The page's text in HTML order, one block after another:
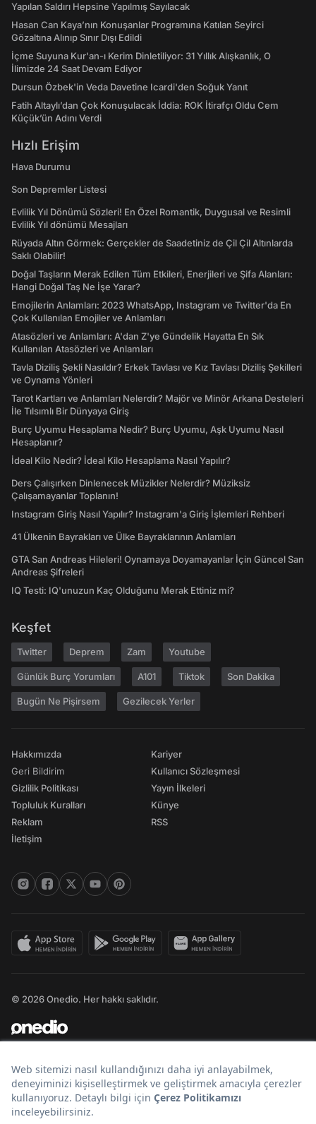
Yapılan Saldırı Hepsine Yapılmış Sayılacak
Hasan Can Kaya’nın Konuşanlar Programına Katılan Seyirci
Gözaltına Alınıp Sınır Dışı Edildi
İçme Suyuna Kur'an-ı Kerim Dinletiliyor: 31 Yıllık Alışkanlık, O
İlimizde 24 Saat Devam Ediyor
Dursun Özbek'in Veda Davetine Icardi'den Soğuk Yanıt
Fatih Altaylı’dan Çok Konuşulacak İddia: ROK İtirafçı Oldu Cem
Küçük’ün Adını Verdi
Hızlı Erişim
Hava Durumu
Son Depremler Listesi
Evlilik Yıl Dönümü Sözleri! En Özel Romantik, Duygusal ve Resimli
Evlilik Yıl dönümü Mesajları
Rüyada Altın Görmek: Gerçekler de Saadetiniz de Çil Çil Altınlarda
Saklı Olabilir!
Doğal Taşların Merak Edilen Tüm Etkileri, Enerjileri ve Şifa Alanları:
Hangi Doğal Taş Ne İşe Yarar?
Emojilerin Anlamları: 2023 WhatsApp, Instagram ve Twitter'da En
Çok Kullanılan Emojiler ve Anlamları
Atasözleri ve Anlamları: A'dan Z'ye Gündelik Hayatta En Sık
Kullanılan Atasözleri ve Anlamları
Tavla Diziliş Şekli Nasıldır? Erkek Tavlası ve Kız Tavlası Diziliş Şekilleri
ve Oynama Yönleri
Tarot Kartları ve Anlamları Nelerdir? Majör ve Minör Arkana Desteleri
İle Tılsımlı Bir Dünyaya Giriş
Burç Uyumu Hesaplama Nedir? Burç Uyumu, Aşk Uyumu Nasıl
Hesaplanır?
İdeal Kilo Nedir? İdeal Kilo Hesaplama Nasıl Yapılır?
Ders Çalışırken Dinlenecek Müzikler Nelerdir? Müziksiz
Çalışamayanlar Toplanın!
Instagram Giriş Nasıl Yapılır? Instagram'a Giriş İşlemleri Rehberi
41 Ülkenin Bayrakları ve Ülke Bayraklarının Anlamları
GTA San Andreas Hileleri! Oynamaya Doyamayanlar İçin Güncel San
Andreas Şifreleri
IQ Testi: IQ'unuzun Kaç Olduğunu Merak Ettiniz mi?
Keşfet
Twitter Deprem Zam Youtube
Günlük Burç Yorumları A101 Tiktok Son Dakika
Bugün Ne Pişirsem Gezilecek Yerler
Hakkımızda
Geri Bildirim
Gizlilik Politikası
Topluluk Kuralları
Reklam
İletişim
Kariyer
Kullanıcı Sözleşmesi
Yayın İlkeleri
Künye
RSS
© 2026 Onedio. Her hakkı saklıdır.
Bir markasıdır.